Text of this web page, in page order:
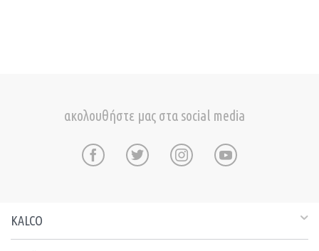
ακολουθήστε μας στα social media
KALCO